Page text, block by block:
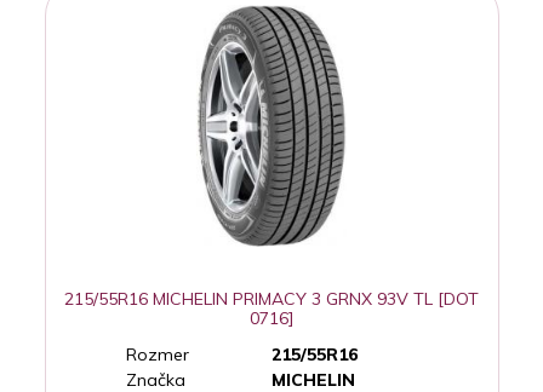
215/55R16 MICHELIN PRIMACY 3 GRNX 93V TL [DOT
0716]
Rozmer
215/55R16
Značka
MICHELIN